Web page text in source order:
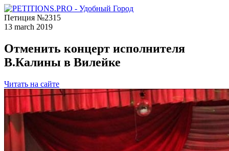
Петиция №2315
13 march 2019
Отменить концерт исполнителя
В.Калины в Вилейке
Читать на сайте